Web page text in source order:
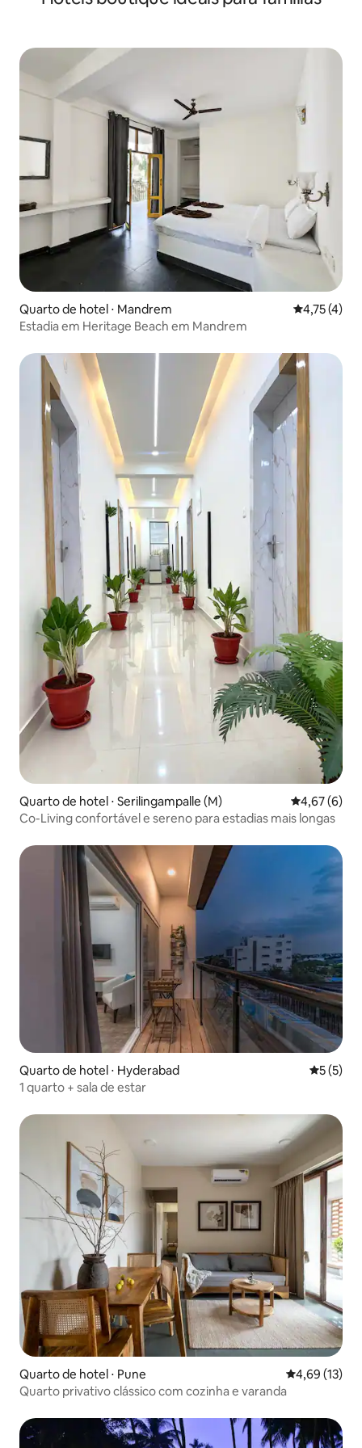
Quarto de hotel ⋅ Mandrem 4,75 de
4,75 (4)
Estadia em Heritage Beach em Mandrem
Quarto de hotel ⋅ Serilingampalle (M) 4,67 de uma
4,67 (6)
Co-Living confortável e sereno para estadias mais longas
Quarto de hotel ⋅ Hyderabad 5 de
5 (5)
1 quarto + sala de estar
Quarto de hotel ⋅ Pune 4,69 de uma
4,69 (13)
Quarto privativo clássico com cozinha e varanda